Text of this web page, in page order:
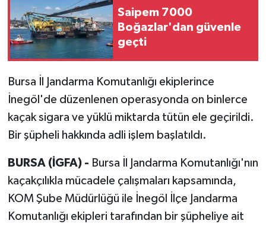
Saipem 7000
Boğazlar'dan güvenle
geçti
Bursa İl Jandarma Komutanlığı ekiplerince
İnegöl'de düzenlenen operasyonda on binlerce
kaçak sigara ve yüklü miktarda tütün ele geçirildi.
Bir şüpheli hakkında adli işlem başlatıldı.
BURSA (İGFA) - Bursa İl Jandarma Komutanlığı'nın
kaçakçılıkla mücadele çalışmaları kapsamında,
KOM Şube Müdürlüğü ile İnegöl İlçe Jandarma
Komutanlığı ekipleri tarafından bir şüpheliye ait